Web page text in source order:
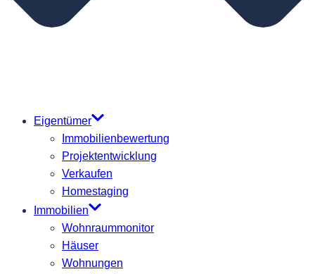
Eigentümer
Immobilienbewertung
Projektentwicklung
Verkaufen
Homestaging
Immobilien
Wohnraummonitor
Häuser
Wohnungen